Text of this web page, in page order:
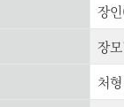
장
장
처형